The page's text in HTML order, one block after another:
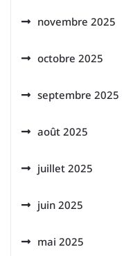
novembre 2025
octobre 2025
septembre 2025
août 2025
juillet 2025
juin 2025
mai 2025